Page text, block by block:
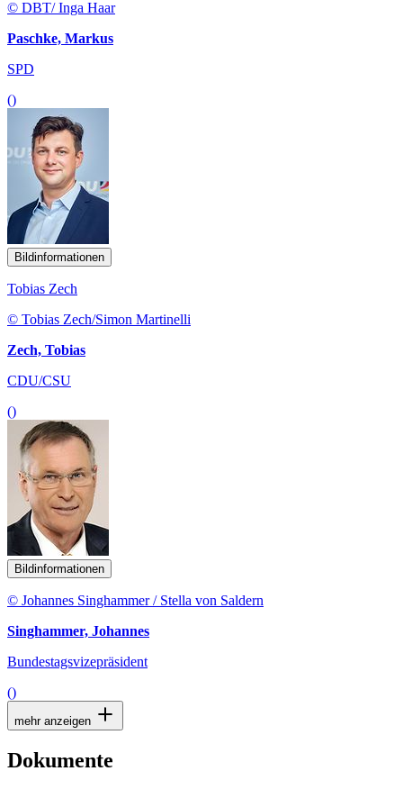
© DBT/ Inga Haar
Paschke, Markus
SPD
()
Bildinformationen
Tobias Zech
© Tobias Zech/Simon Martinelli
Zech, Tobias
CDU/CSU
()
Bildinformationen
© Johannes Singhammer / Stella von Saldern
Singhammer, Johannes
Bundestagsvizepräsident
()
mehr anzeigen
Dokumente